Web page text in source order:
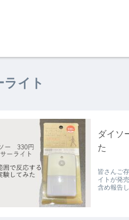
イト
ダイソ
た
皆さんご
イトが発
含め報告